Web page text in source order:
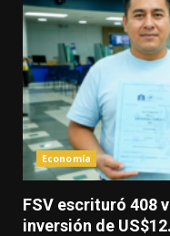
Economía
FSV escrituró 408
inversión de